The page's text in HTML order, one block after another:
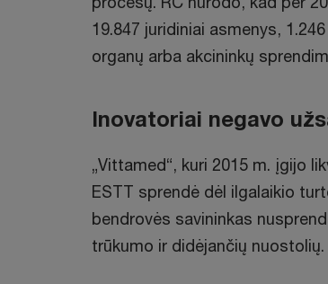
19.847 juridiniai asmenys,
organų arba akcininkų
Inovatoriai negavo
„Vittamed“, kuri 2015 m. įgijo
ESTT sprendė dėl ilgalaikio
bendrovės savininkas
trūkumo ir didėjančių nuostolių.